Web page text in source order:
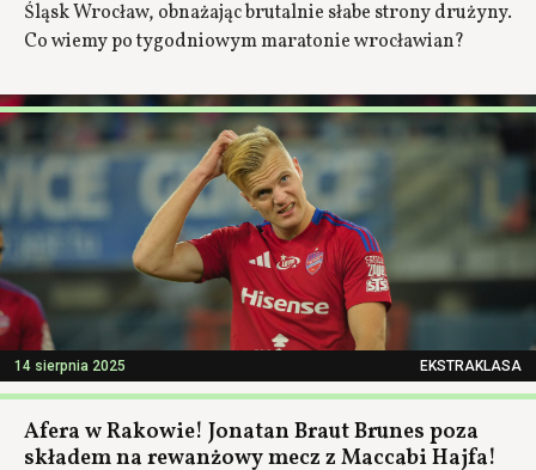
Śląsk Wrocław, obnażając brutalnie słabe strony drużyny.
Co wiemy po tygodniowym maratonie wrocławian?
14 sierpnia 2025 EKSTRAKLASA
Afera w Rakowie! Jonatan Braut Brunes poza
składem na rewanżowy mecz z Maccabi Hajfa!